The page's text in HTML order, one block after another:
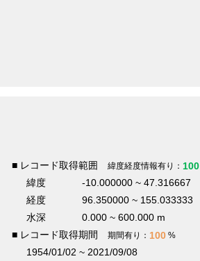
■ レコード取得範囲 緯度経度情報有り： 100
緯度
-10.000000 ~ 47.316667
経度
96.350000 ~ 155.033333
水深
0.000 ~ 600.000 m
■ レコード取得期間
期間有り： 100 %
1954/01/02 ~ 2021/09/08